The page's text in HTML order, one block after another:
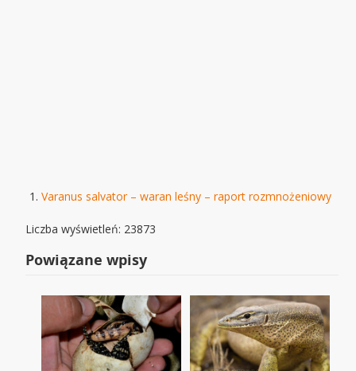
Varanus salvator – waran leśny – raport rozmnożeniowy
Liczba wyświetleń: 23873
Powiązane wpisy